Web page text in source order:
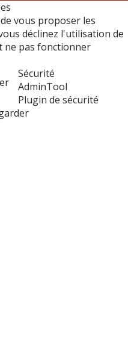
vous proposer les
déclinez l'utilisation de
ne pas fonctionner
Sécurité
AdminTool
Plugin de sécurité